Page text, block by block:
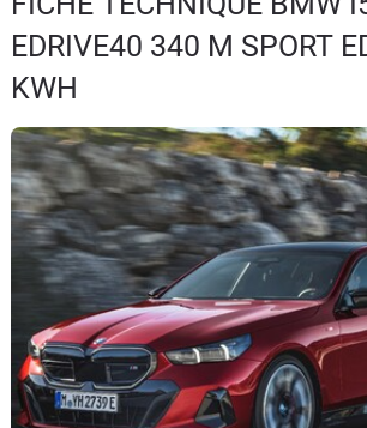
Essais
Guide
d'achat
Electriques
Utilitaires
Flottes
Auto
Services
EDRIVE40 340 M SPORT
KWH